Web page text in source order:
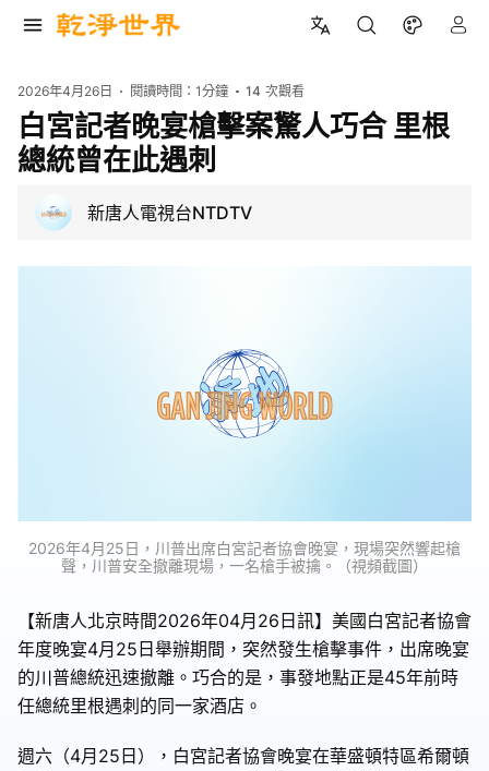
2026年4月26日 閱讀時間：1分鐘 14 次觀看
白宮記者晚宴槍擊案驚人巧合 里根
總統曾在此遇刺
新唐人電視台NTDTV
2026年4月25日，川普出席白宮記者協會晚宴，現場突然響起槍
聲，川普安全撤離現場，一名槍手被擒。（視頻截圖）
【新唐人北京時間2026年04月26日訊】美國白宮記者協會
年度晚宴4月25日舉辦期間，突然發生槍擊事件，出席晚宴
的川普總統迅速撤離。巧合的是，事發地點正是45年前時
任總統里根遇刺的同一家酒店。
週六（4月25日），白宮記者協會晚宴在華盛頓特區希爾頓